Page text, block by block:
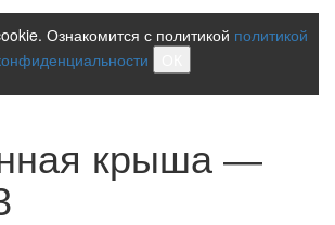
Ознакомится с политикой политикой
крыша —